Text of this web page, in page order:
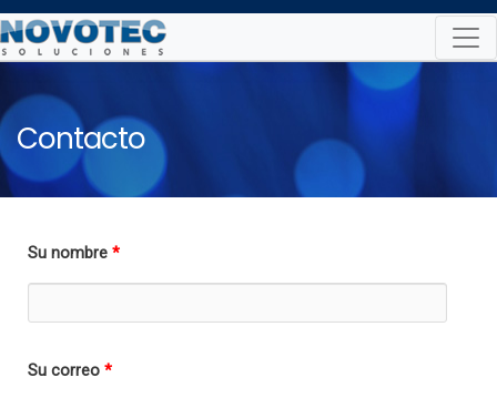
Skip
to
Contacto
Su nombre *
Su correo *